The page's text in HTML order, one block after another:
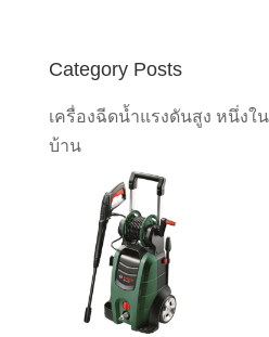
Category Posts
เครื่องฉีดน้ำแรงดันสูง หนึ่ง
บ้าน